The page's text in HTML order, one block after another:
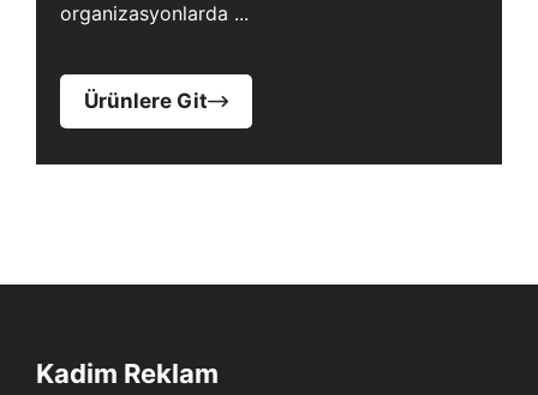
organizasyonlarda ...
Ürünlere Git
Kadim Reklam